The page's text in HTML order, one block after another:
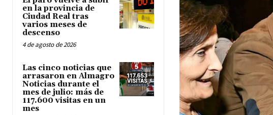
en la provincia de
Ciudad Real tras
varios meses de
descenso
4 de agosto de 2026
Las cinco noticias que
arrasaron en Almagro
Noticias durante el
mes de julio: más de
117.600 visitas en un
mes